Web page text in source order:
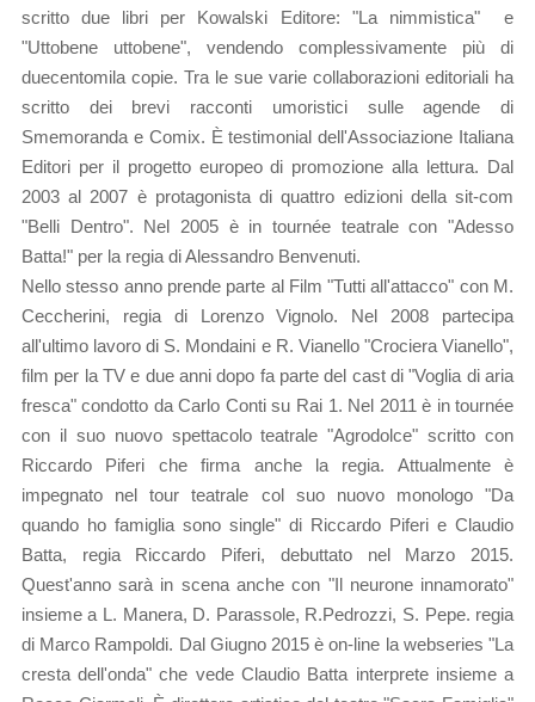
scritto due libri per Kowalski Editore: "La nimmistica" e
"Uttobene uttobene", vendendo complessivamente più di
duecentomila copie. Tra le sue varie collaborazioni editoriali ha
scritto dei brevi racconti umoristici sulle agende di
Smemoranda e Comix. È testimonial dell'Associazione Italiana
Editori per il progetto europeo di promozione alla lettura. Dal
2003 al 2007 è protagonista di quattro edizioni della sit-com
"Belli Dentro". Nel 2005 è intournée teatrale con "Adesso
Batta!" per la regia di Alessandro Benvenuti.
Nello stesso anno prende parte al Film "Tutti all'attacco" con M.
Ceccherini, regia di Lorenzo Vignolo. Nel 2008 partecipa
all'ultimo lavoro di S. Mondaini e R. Vianello "Crociera Vianello",
film per la TV e due anni dopo fa parte del cast di "Voglia di aria
fresca" condotto da Carlo Conti su Rai 1. Nel 2011 è intournée
con il suo nuovo spettacolo teatrale "Agrodolce" scritto con
Riccardo Piferi che firma anche la regia. Attualmente è
impegnato nel tour teatrale col suo nuovo monologo "Da
quando ho famiglia sono single" di Riccardo Piferi e Claudio
Batta, regia Riccardo Piferi, debuttato nel Marzo 2015.
Quest'anno sarà in scena anche con "Il neurone innamorato"
insieme a L. Manera, D. Parassole, R.Pedrozzi, S. Pepe. regia
di Marco Rampoldi. Dal Giugno 2015 è on-line la webseries "La
cresta dell'onda" che vede Claudio Batta interprete insieme a